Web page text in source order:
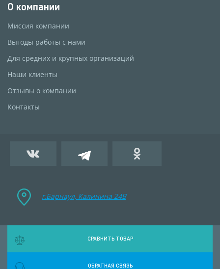
О компании
Миссия компании
Выгоды работы с нами
Для средних и крупных организаций
Наши клиенты
Отзывы о компании
Контакты
г.Барнаул, Калинина 24B
СРАВНИТЬ ТОВАР
ОБРАТНАЯ СВЯЗЬ